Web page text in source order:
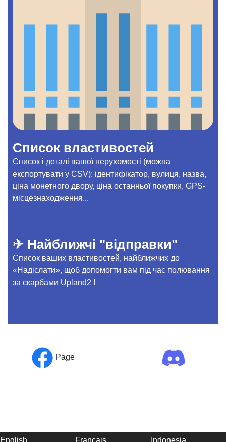
Список властивостей
Список і деталі вашої нерухомості (можна
експортувати у CSV): ідентифікатор, вулиця, назва,
ціна монетного двору, ціна останньої покупки, GPS-
місцезнаходження...
✈ Найближчі "відправки"
Список ваших властивостей, найближчих до
«Надіслати», щоб допомогти вам під час полювання
за скарбами Upland2 !
Page
English Français Indonesia